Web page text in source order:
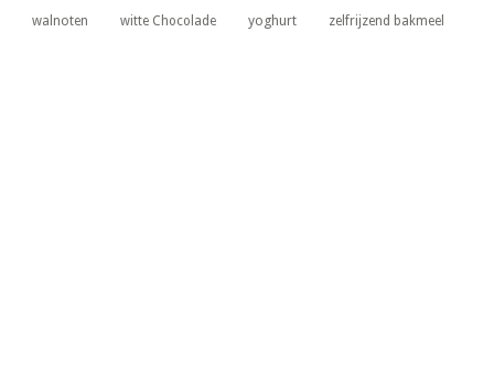
walnoten witte Chocolade yoghurt zelfrijzend bakmeel